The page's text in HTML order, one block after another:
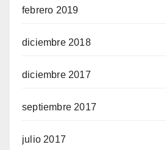
febrero 2019
diciembre 2018
diciembre 2017
septiembre 2017
julio 2017